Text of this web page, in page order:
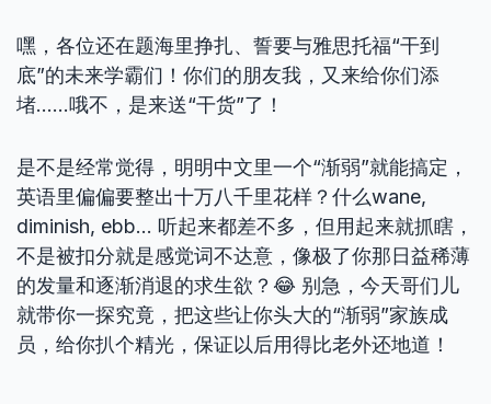
嘿，各位还在题海里挣扎、誓要与雅思托福“干到
底”的未来学霸们！你们的朋友我，又来给你们添
堵……哦不，是来送“干货”了！
是不是经常觉得，明明中文里一个“渐弱”就能搞定，
英语里偏偏要整出十万八千里花样？什么wane,
diminish, ebb… 听起来都差不多，但用起来就抓瞎，
不是被扣分就是感觉词不达意，像极了你那日益稀薄
的发量和逐渐消退的求生欲？😂 别急，今天哥们儿
就带你一探究竟，把这些让你头大的“渐弱”家族成
员，给你扒个精光，保证以后用得比老外还地道！